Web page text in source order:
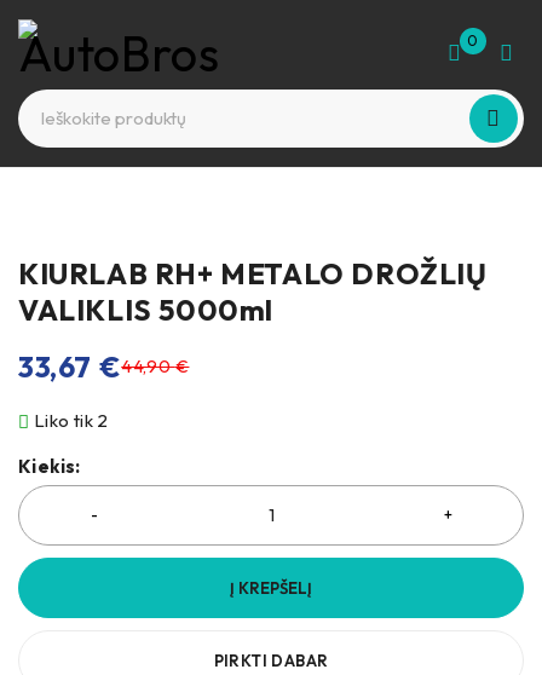
0
KIURLAB RH+ METALO DROŽLIŲ
VALIKLIS 5000ml
44,90€
33,67 €
Liko tik 2
Kiekis:
Į KREPŠELĮ
PIRKTI DABAR